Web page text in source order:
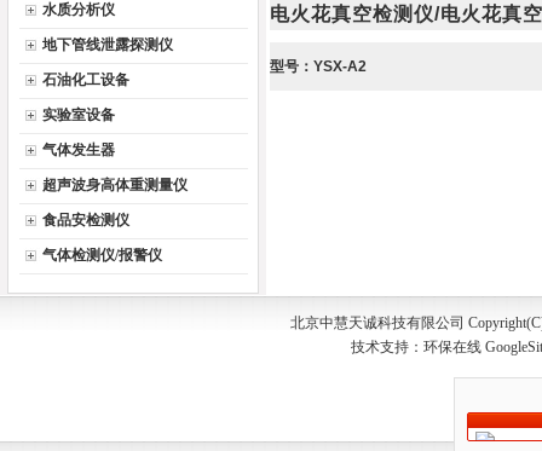
水质分析仪
地下管线泄露探测仪
石油化工设备
实验室设备
气体发生器
超声波身高体重测量仪
食品安检测仪
气体检测仪/报警仪
电火花真空检测仪/电火花真
型号：YSX-A2
北京中慧天诚科技有限公司
技术支持： 环保在线